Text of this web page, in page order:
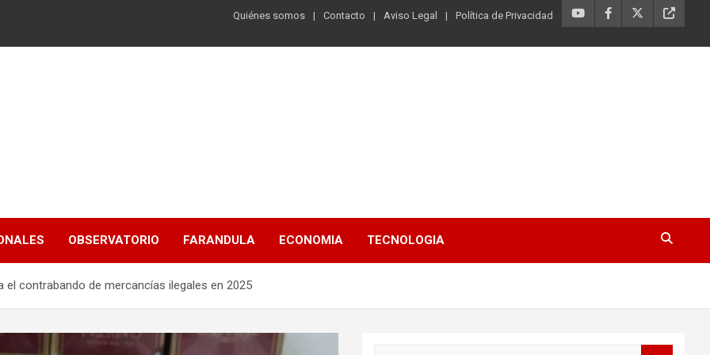
Quiénes somos Contacto Aviso Legal Política de Privacidad
OBSERVATORIO FARANDULA ECONOMIA TECNOLOGIA
contrabando de mercancías ilegales en 2025